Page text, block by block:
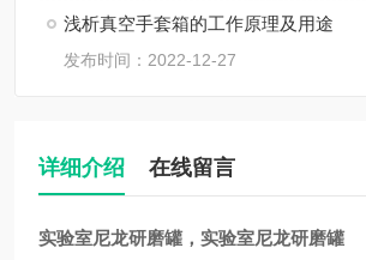
浅析真空手套箱的工作原理及用途
发布时间：2022-12-27
详细介绍 在线留言
实验室尼龙研磨罐， 实验室尼龙研磨罐